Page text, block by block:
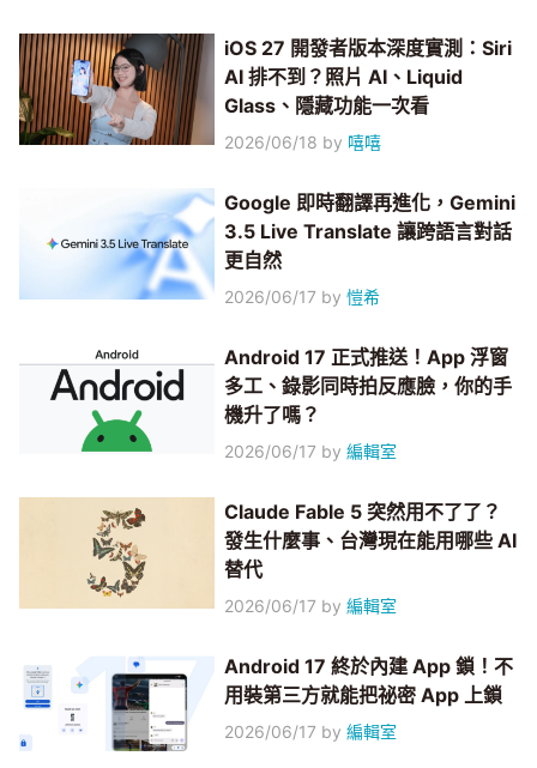
iOS 27 開發者版本深度實測：Siri
AI 排不到？照片 AI、Liquid
Glass、隱藏功能一次看
2026/06/18 by 嘻嘻
Google 即時翻譯再進化，Gemini
3.5 Live Translate 讓跨語言對話
更自然
2026/06/17 by愷希
Android 17 正式推送！App 浮窗
多工、錄影同時拍反應臉，你的手
機升了嗎？
2026/06/17 by編輯室
Claude Fable 5 突然用不了了？
發生什麼事、台灣現在能用哪些 AI
替代
2026/06/17 by編輯室
Android 17 終於內建 App 鎖！不
用裝第三方就能把祕密 App 上鎖
2026/06/17 by編輯室